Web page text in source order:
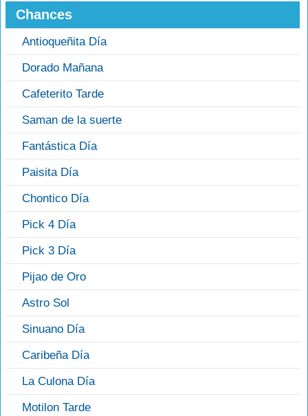
Chances
Antioqueñita Día
Dorado Mañana
Cafeterito Tarde
Saman de la suerte
Fantástica Día
Paisita Día
Chontico Día
Pick 4 Día
Pick 3 Día
Pijao de Oro
Astro Sol
Sinuano Día
Caribeña Día
La Culona Día
Motilon Tarde